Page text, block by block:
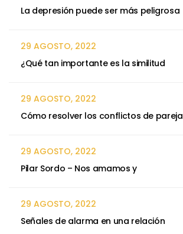
La depresión puede ser más peligrosa
29 AGOSTO, 2022
¿Qué tan importante es la similitud
29 AGOSTO, 2022
Cómo resolver los conflictos de pareja
29 AGOSTO, 2022
Pilar Sordo – Nos amamos y
29 AGOSTO, 2022
Señales de alarma en una relación